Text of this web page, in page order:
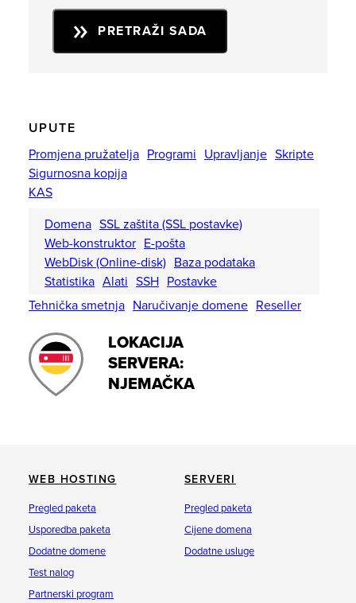
PRETRAŽI SADA
UPUTE
Promjena pružatelja Programi Upravljanje Skripte
Sigurnosna kopija
KAS
Domena SSL zaštita (SSL postavke)
Web-konstruktor E-pošta
WebDisk (Online-disk) Baza podataka
Statistika Alati SSH Postavke
Tehnička smetnja Naručivanje domene Reseller
LOKACIJA
SERVERA:
NJEMAČKA
WEB HOSTING
Pregled paketa
Usporedba paketa
Dodatne domene
Test nalog
Partnerski program
SERVERI
Pregled paketa
Cijene domena
Dodatne usluge